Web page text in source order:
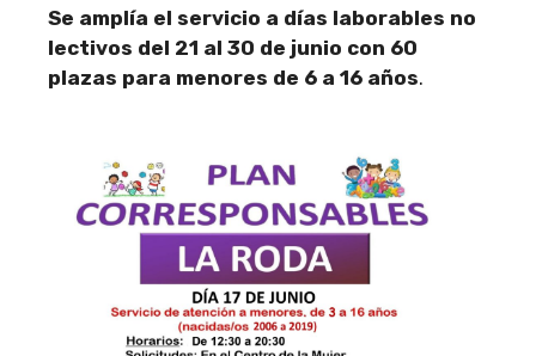
Se amplía el servicio a días laborables no
lectivos del 21 al 30 de junio con 60
plazas para menores de 6 a 16 años.